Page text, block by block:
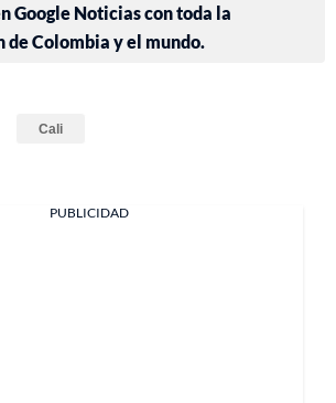
Google Noticias con toda la
Colombia y el mundo.
Cali
PUBLICIDAD